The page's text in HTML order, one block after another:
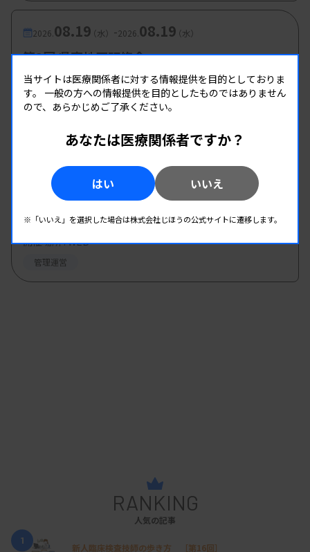
2026. 08.19（水） -2026. 08.19（水）
第2回 県南地区研修会
主催 :熊本県臨床検査技師会
開催場所 : WEB
管理運営
08.20（木）-2026.08.20（木）
第8回臨床検査技師のための キャリア形成 セミ
主催 :愛知県有志グループ
開催場所 : WEB
管理運営
RANKING
人気の記事
1
新人臨床検査技師の歩き方 ［第16回］
当サイトは医療関係者に対する情報提供を目的としておりま
す。 一般の方への情報提供を目的としたものではありません
ので、あらかじめご了承ください。
あなたは医療関係者ですか？
はい いいえ
※「いいえ」を選択した場合は株式会社じほうの公式サイトに遷移します。